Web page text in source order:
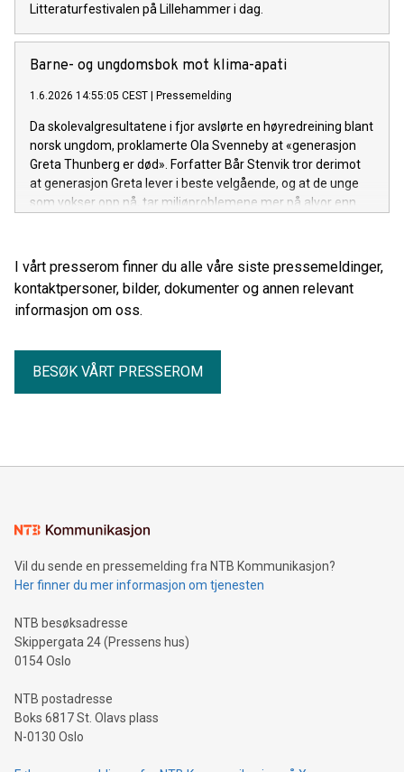
Litteraturfestivalen på Lillehammer i dag.
Barne- og ungdomsbok mot klima-apati
1.6.2026 14:55:05 CEST | Pressemelding
Da skolevalgresultatene i fjor avslørte en høyredreining blant
norsk ungdom, proklamerte Ola Svenneby at «generasjon
Greta Thunberg er død». Forfatter Bår Stenvik tror derimot
at generasjon Greta lever i beste velgående, og at de unge
som vokser opp nå, tar miljøproblemene mer på alvor enn
for å gjøre noe.
I vårt presserom finner du alle våre siste pressemeldinger,
kontaktpersoner, bilder, dokumenter og annen relevant
informasjon om oss.
BESØK VÅRT PRESSEROM
Vil du sende en pressemelding fra NTB Kommunikasjon?
Her finner du mer informasjon om tjenesten
NTB besøksadresse
Skippergata 24 (Pressens hus)
0154 Oslo
NTB postadresse
Boks 6817 St. Olavs plass
N-0130 Oslo